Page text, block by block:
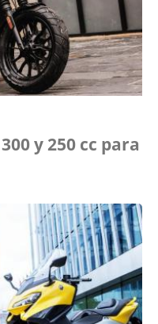
y 250 cc para